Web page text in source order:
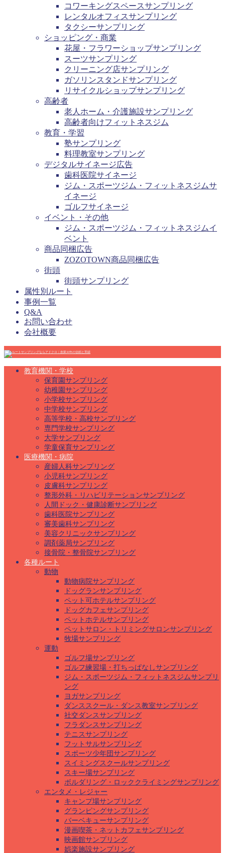
コワーキングスペースサンプリング
レンタルオフィスサンプリング
タクシーサンプリング
ショッピング・商業
花屋・フラワーショップサンプリング
スーツサンプリング
クリーニング店サンプリング
ガソリンスタンドサンプリング
リサイクルショップサンプリング
高齢者
老人ホーム・介護施設サンプリング
高齢者向けフィットネスジム
教育・学習
塾サンプリング
料理教室サンプリング
デジタルサイネージ広告
歯科医院サイネージ
ジム・スポーツジム・フィットネスジムサ
イネージ
ゴルフサイネージ
イベント・その他
ジム・スポーツジム・フィットネスジムイ
ベント
商品同梱広告
ZOZOTOWN商品同梱広告
街頭
街頭サンプリング
属性別ルート
事例一覧
Q&A
お問い合わせ
会社概要
教育機関・学校
保育園サンプリング
幼稚園サンプリング
小学校サンプリング
中学校サンプリング
高等学校・高校サンプリング
専門学校サンプリング
大学サンプリング
学童保育サンプリング
医療機関・病院
産婦人科サンプリング
小児科サンプリング
皮膚科サンプリング
整形外科・リハビリテーションサンプリング
人間ドック・健康診断サンプリング
歯科医院サンプリング
審美歯科サンプリング
美容クリニックサンプリング
調剤薬局サンプリング
接骨院・整骨院サンプリング
各種ルート
動物
動物病院サンプリング
ドッグランサンプリング
ペット可ホテルサンプリング
ドッグカフェサンプリング
ペットホテルサンプリング
ペットサロン・トリミングサロンサンプリング
牧場サンプリング
運動
ゴルフ場サンプリング
ゴルフ練習場・打ちっぱなしサンプリング
ジム・スポーツジム・フィットネスジムサンプリ
ング
ヨガサンプリング
ダンススクール・ダンス教室サンプリング
社交ダンスサンプリング
フラダンスサンプリング
テニスサンプリング
フットサルサンプリング
スポーツ少年団サンプリング
スイミングスクールサンプリング
スキー場サンプリング
ボルダリング・ロッククライミングサンプリング
エンタメ・レジャー
キャンプ場サンプリング
グランピングサンプリング
バーベキューサンプリング
漫画喫茶・ネットカフェサンプリング
映画館サンプリング
娯楽施設サンプリング